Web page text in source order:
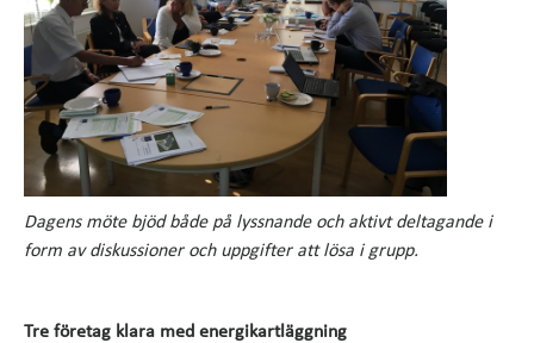
Dagens möte bjöd både på lyssnande och aktivt deltagande i
form av diskussioner och uppgifter att lösa i grupp.
Tre företag klara med energikartläggning